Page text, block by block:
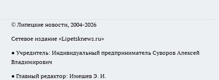
© Липецкие новости, 2004-2026
Сетевое издание «Lipetsknews.ru»
● Учредитель: Индивидуальный предприниматель Суворов Алексей
Владимирович
● Главный редактор: Имешев Э. И.